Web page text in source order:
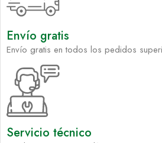
Envío gratis
Envío gratis en todos los pedidos
Servicio técnico